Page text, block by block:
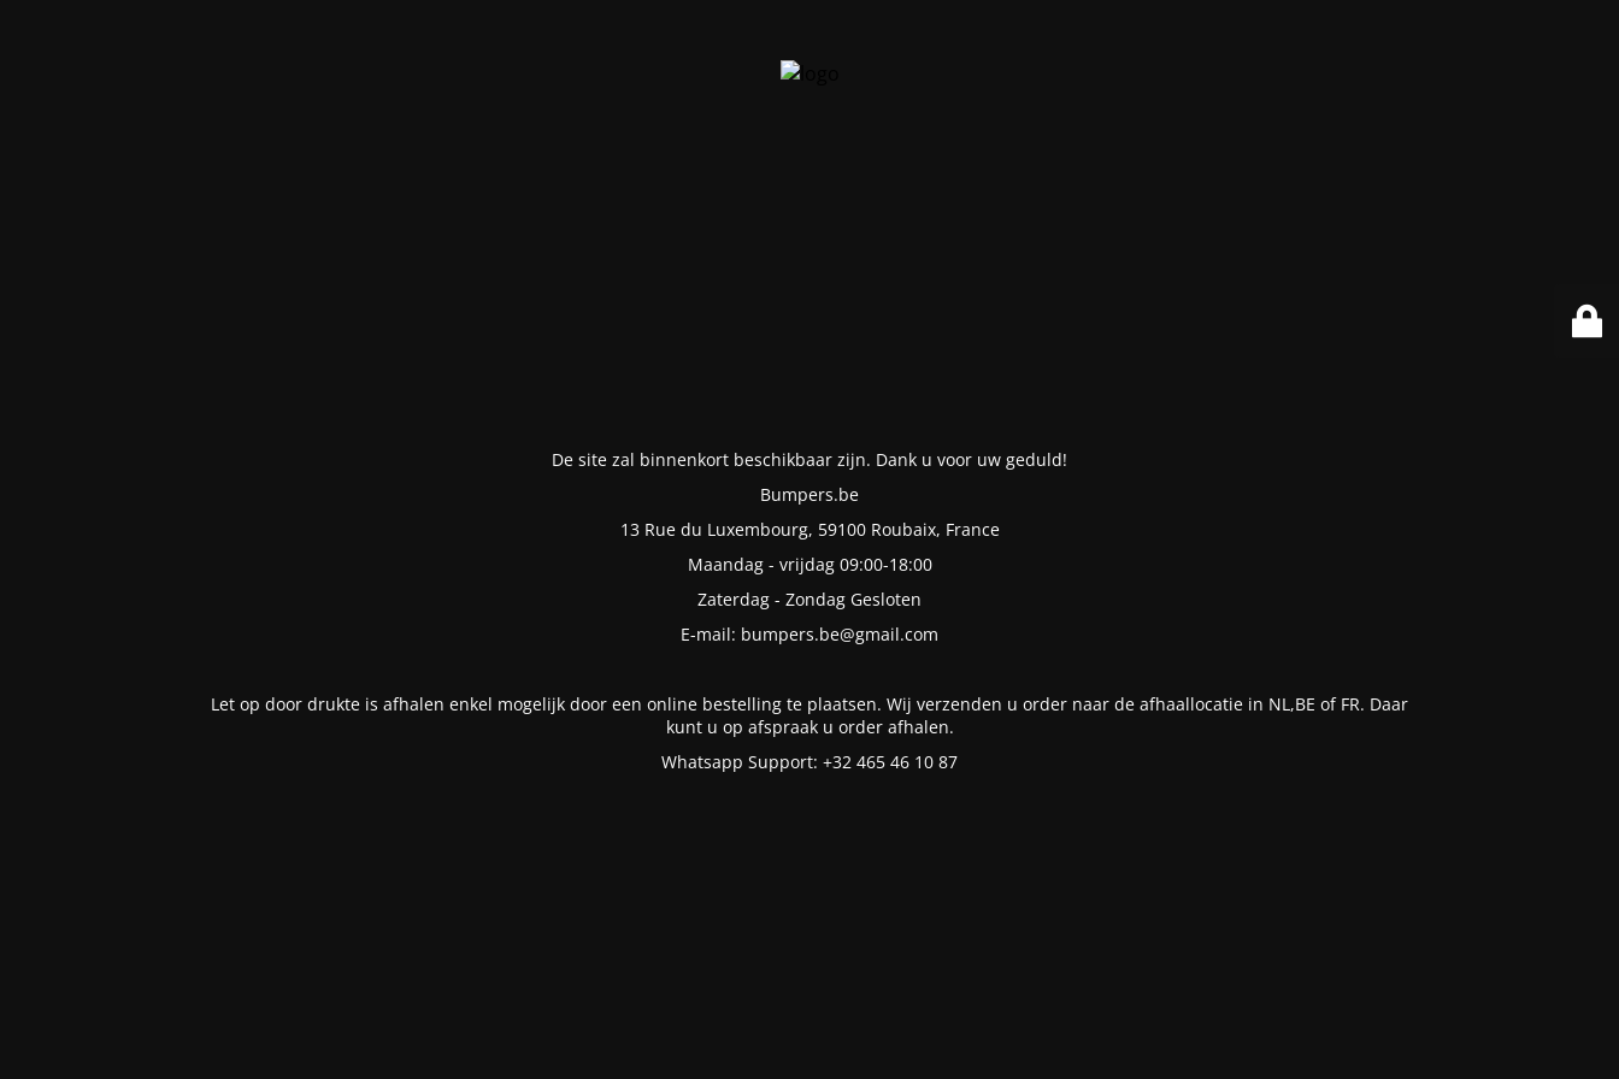
De site zal binnenkort beschikbaar zijn. Dank u voor uw geduld!
Bumpers.be
13 Rue du Luxembourg, 59100 Roubaix, France
Maandag - vrijdag 09:00-18:00
Zaterdag - Zondag Gesloten
E-mail: bumpers.be@gmail.com
Let op door drukte is afhalen enkel mogelijk door een online bestelling te plaatsen. Wij verzenden u order naar de afhaallocatie in NL,BE of FR. Daar
kunt u op afspraak u order afhalen.
Whatsapp Support: +32 465 46 10 87